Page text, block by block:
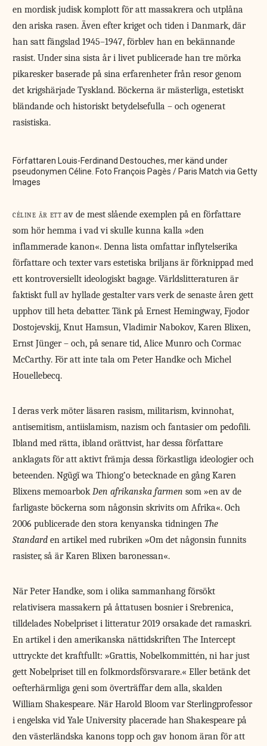
en mordisk judisk komplott för att massakrera och utplåna
den ariska rasen. Även efter kriget och tiden i Danmark, där
han satt fängslad 1945–1947, förblev han en bekännande
rasist. Under sina sista år i livet publicerade han tre mörka
pikaresker baserade på sina erfarenheter från resor genom
det krigshärjade Tyskland. Böckerna är mästerliga, estetiskt
bländande och historiskt betydelsefulla – och ogenerat
rasistiska.
Författaren Louis-Ferdinand Destouches, mer känd under
pseudonymen Céline. Foto François Pagès / Paris Match via Getty
Images
céline är ett av de mest slående exemplen på en författare
som hör hemma i vad vi skulle kunna kalla »den
inflammerade kanon«. Denna lista omfattar inflytelserika
författare och texter vars estetiska briljans är förknippad med
ett kontroversiellt ideologiskt bagage. Världslitteraturen är
faktiskt full av hyllade gestalter vars verk de senaste åren gett
upphov till heta debatter. Tänk på Ernest Hemingway, Fjodor
Dostojevskij, Knut Hamsun, Vladimir Nabokov, Karen Blixen,
Ernst Jünger – och, på senare tid, Alice Munro och Cormac
McCarthy. För att inte tala om Peter Handke och Michel
Houellebecq.
I deras verk möter läsaren rasism, militarism, kvinnohat,
antisemitism, antiislamism, nazism och fantasier om pedofili.
Ibland med rätta, ibland orättvist, har dessa författare
anklagats för att aktivt främja dessa förkastliga ideologier och
beteenden. Ngũgĩ wa Thiong’o betecknade en gång ­Karen
Blixens memoarbokDen afrikanska farmen som »en av de
farligaste böckerna som någonsin skrivits om Afrika«. Och
2006 publicerade den stora kenyanska tidningenThe
Standard en artikel med rubriken »Om det någonsin funnits
rasister, så är Karen Blixen baronessan«.
När Peter Handke, som i olika sammanhang försökt
relativisera massakern på åttatusen bosnier i Srebrenica,
tilldelades Nobelpriset i litteratur 2019 orsakade det ramaskri.
En artikel i den amerikanska nättidskriften The Intercept
uttryckte det kraftfullt: »Grattis, Nobelkommittén, ni har just
gett Nobelpriset till en folkmordsförsvarare.« Eller betänk det
oefterhärmliga geni som överträffar dem alla, skalden
William Shakespeare. När Harold Bloom var Sterling­professor
i engelska vid Yale University placerade han Shakespeare på
den västerländska kanons topp och gav honom äran för att